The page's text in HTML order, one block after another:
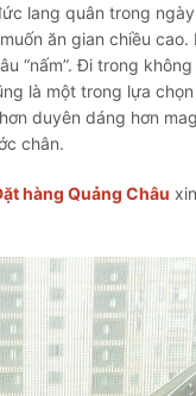
lang quân trong
ăn gian chiều
“nấm”. Đi trong
là một trong lựa chọn
duyên dáng hơn
chân.
hàng Quảng Châu